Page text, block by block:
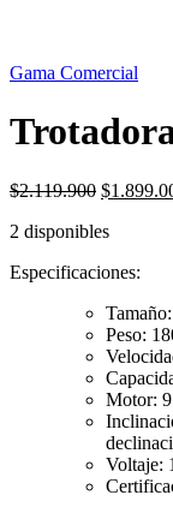
Gama Comercial
$2.119.900 El
original
$
2 disponibles
Especificaciones:
Peso:
Motor:
Voltaje: